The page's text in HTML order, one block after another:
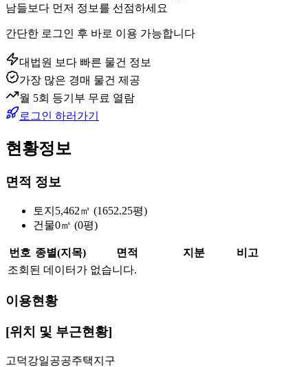
남들보다 먼저 정보를 선점하세요
간단한 로그인 후 바로 이용 가능합니다
대법원 보다 빠른 물건 정보
가장 많은 경매 물건 제공
월 5회 등기부 무료 열람
로그인 하러가기
현황정보
면적 정보
토지 5,462㎡ (1652.25평)
건물0㎡ (0평)
번호 종별(지목) 면적 지분
비고
조회된 데이터가 없습니다.
이용현황
[위치 및 부근현황]
고덕강일공공주택지구